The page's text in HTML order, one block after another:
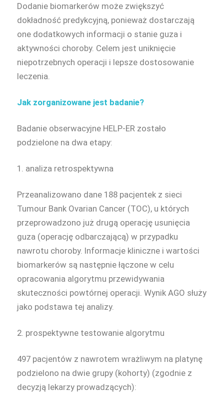
Dodanie biomarkerów może zwiększyć
dokładność predykcyjną, ponieważ dostarczają
one dodatkowych informacji o stanie guza i
aktywności choroby. Celem jest uniknięcie
niepotrzebnych operacji i lepsze dostosowanie
leczenia.
Jak zorganizowane jest badanie?
Badanie obserwacyjne HELP-ER zostało
podzielone na dwa etapy:
1. analiza retrospektywna
Przeanalizowano dane 188 pacjentek z sieci
Tumour Bank Ovarian Cancer (TOC), u których
przeprowadzono już drugą operację usunięcia
guza (operację odbarczającą) w przypadku
nawrotu choroby. Informacje kliniczne i wartości
biomarkerów są następnie łączone w celu
opracowania algorytmu przewidywania
skuteczności powtórnej operacji. Wynik AGO służy
jako podstawa tej analizy.
2. prospektywne testowanie algorytmu
497 pacjentów z nawrotem wrażliwym na platynę
podzielono na dwie grupy (kohorty) (zgodnie z
decyzją lekarzy prowadzących):